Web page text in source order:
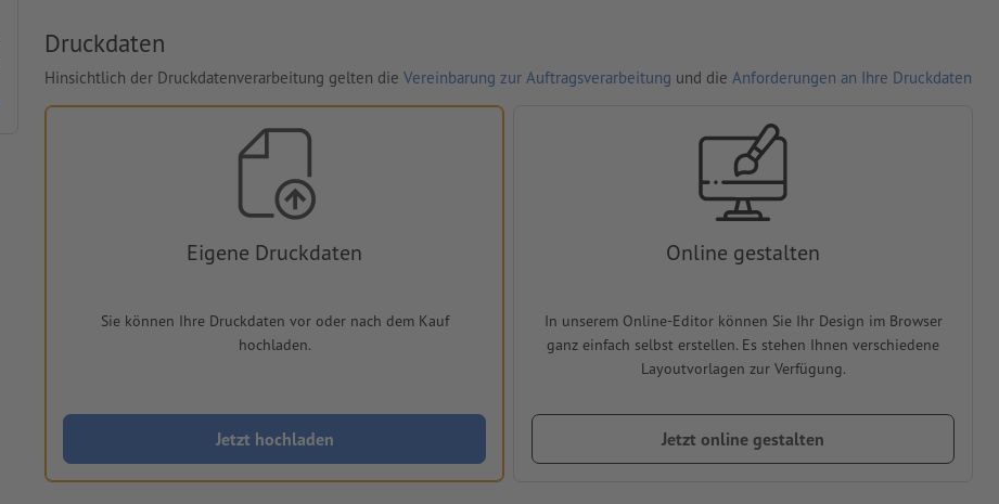
Druckdaten
Hinsichtlich der Druckdatenverarbeitung gelten die Vereinbarung zur Auftragsverarbeitung und die Anforderungen an Ihre Druckdaten
Eigene Druckdaten
Sie können Ihre Druckdaten vor oder nach dem Kauf
hochladen.
Jetzt hochladen
Online gestalten
In unserem Online-Editor können Sie Ihr Design im Browser
ganz einfach selbst erstellen. Es stehen Ihnen verschiedene
Layoutvorlagen zur Verfügung.
Jetzt online gestalten